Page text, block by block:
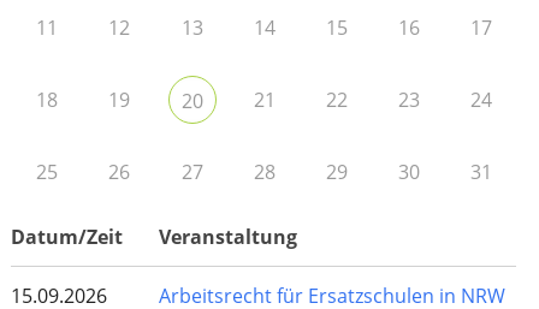
11 12 13 14 15 16 17
18 19 20 21 22 23 24
25 26 27 28 29 30 31
Datum/Zeit Veranstaltung
15.09.2026
Arbeitsrecht für Ersatzschulen in NRW